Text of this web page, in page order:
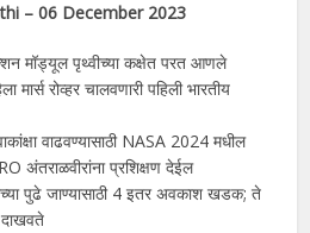
–06 December 2023
मॉड्यूल पृथ्वीच्या कक्षेत परत आणले
मार्स रोव्हर चालवणारी पहिली भारतीय
वाढवण्यासाठी NASA 2024 मधील
अंतराळवीरांना प्रशिक्षण देईल
पुढे जाण्यासाठी 4 इतर अवकाश खडक; ते